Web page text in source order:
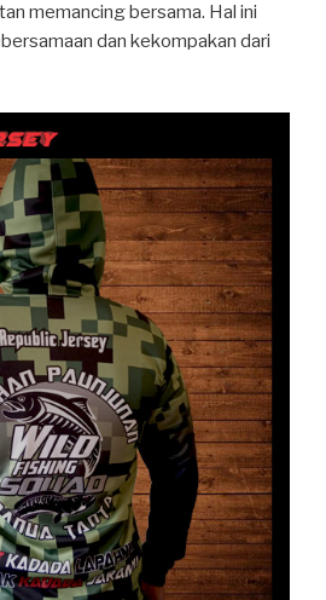
memancing bersama. Hal ini
dan kekompakan dari